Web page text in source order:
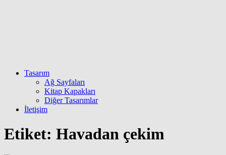
Tasarım
Ağ Sayfaları
Kitap Kapakları
Diğer Tasarımlar
İletişim
Etiket: Havadan çekim